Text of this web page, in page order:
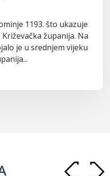
1193. što ukazuje
županija. Na
je u srednjem vijeku